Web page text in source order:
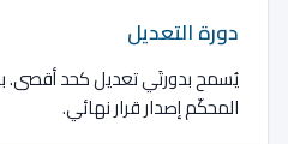
التعلم الإلكتروني القائم على السحابة
دورة التعديل
يُسمح بدورتَي تعديل كحد أقصى.
المحكّم إصدار قرار نهائي.